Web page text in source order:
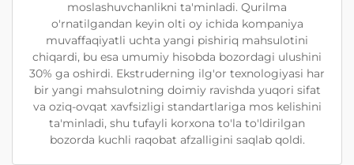
moslashuvchanlikni ta'minladi. Qurilma
o'rnatilgandan keyin olti oy ichida kompaniya
muvaffaqiyatli uchta yangi pishiriq mahsulotini
chiqardi, bu esa umumiy hisobda bozordagi ulushini
30% ga oshirdi. Ekstruderning ilg'or texnologiyasi har
bir yangi mahsulotning doimiy ravishda yuqori sifat
va oziq-ovqat xavfsizligi standartlariga mos kelishini
ta'minladi, shu tufayli korxona to'la to'ldirilgan
bozorda kuchli raqobat afzalligini saqlab qoldi.